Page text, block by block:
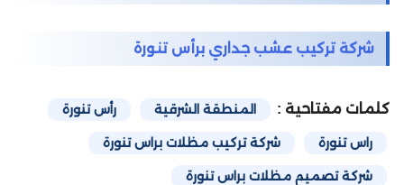
شركة تركيب عشب جداري برأس تنورة
كلمات مفتاحية : المنطقة الشرقية رأس تنورة
راس تنورة شركة تركيب مظلات براس تنورة
شركة تصميم مظلات براس تنورة